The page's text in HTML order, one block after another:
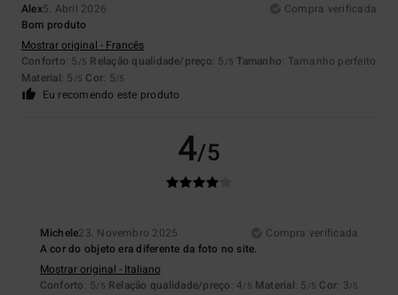
Alex5. Abril 2026
Compra verificada
Bom produto
Mostrar original - Francês
Conforto: 5 /5 Relação qualidade/preço: 5 /5 Tamanho: Tamanho perfeito
Material: 5 /5 Cor: 5/5
Eu recomendo este produto
4/5
Michele23. Novembro 2025
Compra verificada
A cor do objeto era diferente da foto no site.
Mostrar original - Italiano
Conforto: 5/5 Relação qualidade/preço: 4/5 Material: 5 /5 Cor: 3/5